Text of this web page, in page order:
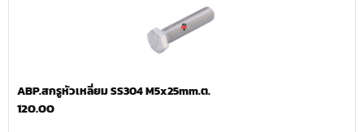
ABP.สกรูหัวเหลี่ยม SS304 M5x25mm.ต.
120.00